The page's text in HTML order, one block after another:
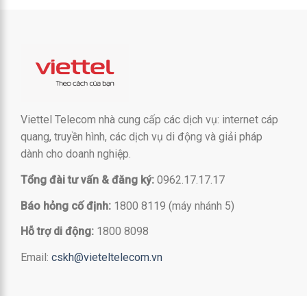
Viettel Telecom nhà cung cấp các dịch vụ: internet cáp
quang, truyền hình, các dịch vụ di động và giải pháp
dành cho doanh nghiệp.
Tổng đài tư vấn & đăng ký: 0962.17.17.17
Báo hỏng cố định: 1800 8119 (máy nhánh 5)
Hỗ trợ di động: 1800 8098
Email: cskh@vieteltelecom.vn